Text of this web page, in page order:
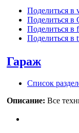
Поделиться в
Поделиться в
Поделиться в
Поделиться в
Гараж
Список
Описание: Все